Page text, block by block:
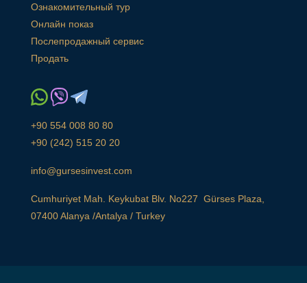
Ознакомительный тур
Онлайн показ
Послепродажный сервис
Продать
+90 554 008 80 80
+90 (242) 515 20 20
info@gursesinvest.com
Cumhuriyet Mah. Keykubat Blv. No227 Gürses Plaza,
07400 Alanya /Antalya / Turkey